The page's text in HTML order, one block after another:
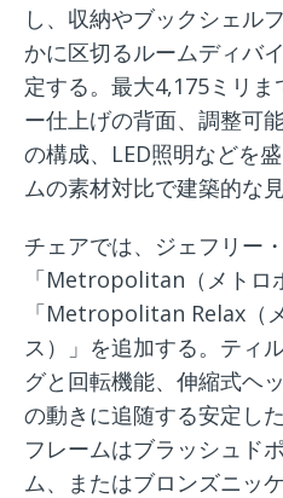
し、収納やブックシェル
かに区切るルームディバ
定する。最大4,175ミリ
ー仕上げの背面、調整可
の構成、LED照明などを
ムの素材対比で建築的な
チェアでは、ジェフリー
「Metropolitan（メトロ
「Metropolitan Relax（
ス）」を追加する。ティ
グと回転機能、伸縮式ヘ
の動きに追随する安定し
フレームはブラッシュド
ム、またはブロンズニッ